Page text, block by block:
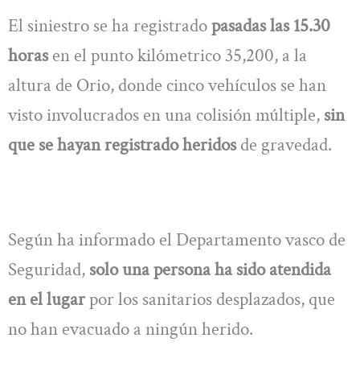
El siniestro se ha registradopasadas las 15.30
horasen el punto kilómetrico 35,200, a la
altura de Orio, donde cinco vehículos se han
visto involucrados en una colisión múltiple, sin
que se hayan registrado heridosde gravedad.
Según ha informado el Departamento vasco de
Seguridad, solo una persona ha sido atendida
en el lugarpor los sanitarios desplazados, que
no han evacuado a ningún herido.